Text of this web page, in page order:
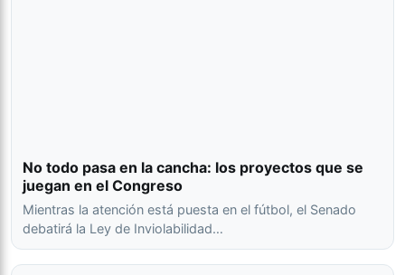
No todo pasa en la cancha: los proyectos que se
juegan en el Congreso
Mientras la atención está puesta en el fútbol, el Senado
debatirá la Ley de Inviolabilidad…